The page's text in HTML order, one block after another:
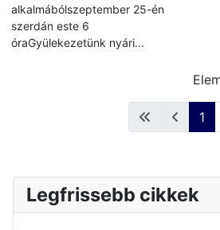
alkalmábólszeptember 25-én
szerdán este 6
óraGyülekezetünk nyári...
1
Legfrissebb cikkek